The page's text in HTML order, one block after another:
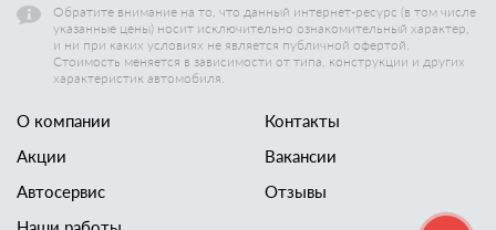
Обратите внимание на то, что данный интернет-ресурс (в том числе
указанные цены) носит исключительно ознакомительный характер,
и ни при каких условиях не является публичной офертой.
Стоимость меняется в зависимости от типа, конструкции и других
характеристик автомобиля.
О компании
Акции
Автосервис
Контакты
Вакансии
Отзывы